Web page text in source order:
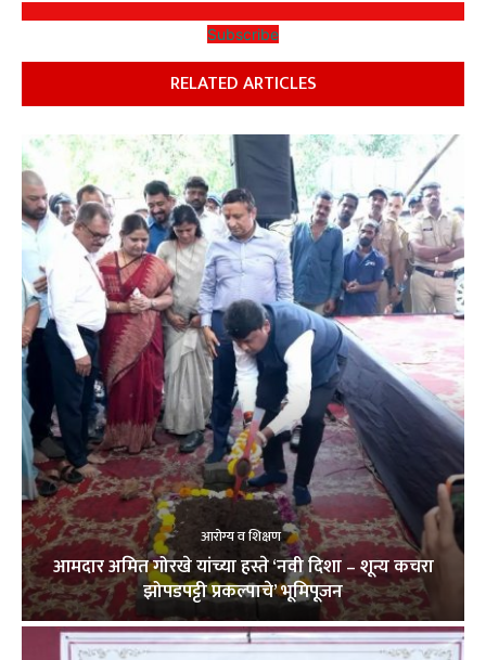
Subscribe
RELATED ARTICLES
आरोग्य व शिक्षण
आमदार अमित गोरखे यांच्या हस्ते ‘नवी दिशा – शून्य कचरा
झोपडपट्टी प्रकल्पाचे’ भूमिपूजन